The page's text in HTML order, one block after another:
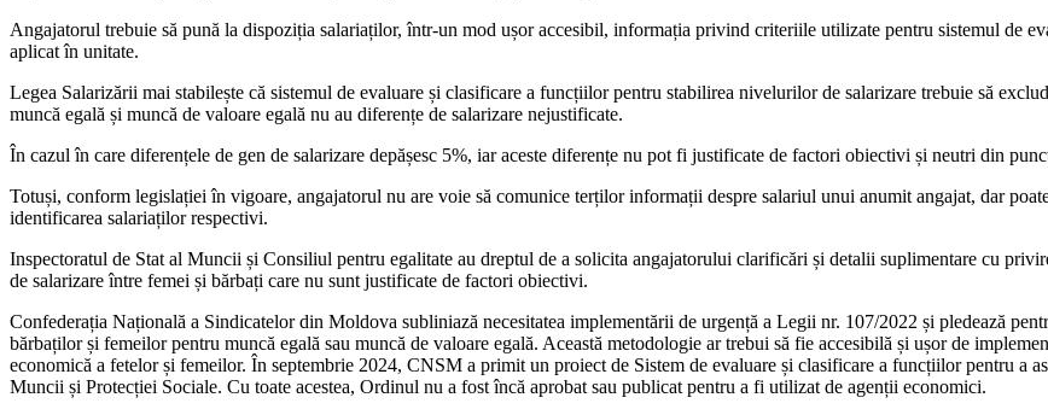
Angajatorul trebuie să pună la dispoziția salariaților, într-un mod ușor accesibil, informația privind criteriile utilizate pentru sistemul de
aplicat în unitate.
Legea Salarizării mai stabilește că sistemul de evaluare și clasifi­care a funcțiilor pentru stabilirea nivelurilor de salarizare trebuie să
muncă egală și muncă de valoare egală nu au diferențe de salarizare nejustificate.
În cazul în care diferențele de gen de salarizare depășesc 5%, iar aceste diferențe nu pot fi justi­ficate de factori obiectivi și neutri din
Totuși, conform legislației în vi­goare, angajatorul nu are voie să comunice terților informații des­pre salariul unui anumit angajat, dar
identificarea salariaților respectivi.
Inspectoratul de Stat al Mun­cii și Consiliul pentru egalitate au dreptul de a solicita angajatorului clarificări și detalii suplimentare cu
de salarizare între femei și bărbați care nu sunt justifi­cate de factori obiectivi.
Confederația Națională a Sindicatelor din Moldova sublinia­ză necesitatea implementării de urgență a Legii nr. 107/2022 și ple­dează
bărbaților și femeilor pentru muncă egală sau muncă de valoare egală. Această metodolo­gie ar trebui să fie accesibilă și ușor de
economică a fetelor și fe­meilor. În septembrie 2024, CNSM a primit un proiect de Sistem de evaluare și clasificare a funcțiilor pentru a
Muncii și Protecției Sociale. Cu toate acestea, Ordinul nu a fost încă aprobat sau publicat pentru a fi utilizat de agenții economici.